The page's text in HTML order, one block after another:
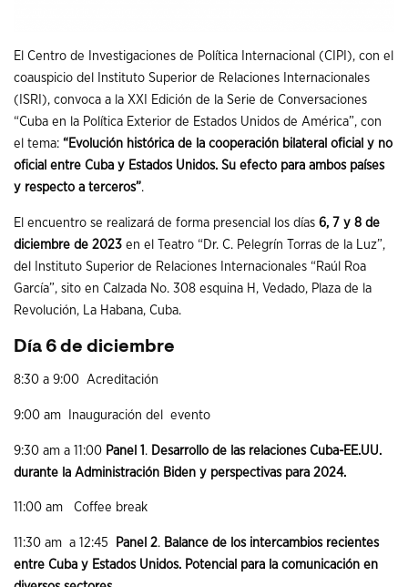
El Centro de Investigaciones de Política Internacional (CIPI), con el
coauspicio del Instituto Superior de Relaciones Internacionales
(ISRI), convoca a la XXI Edición de la Serie de Conversaciones
“Cuba en la Política Exterior de Estados Unidos de América”, con
el tema: “Evolución histórica de la cooperación bilateral oficial y no
oficial entre Cuba y Estados Unidos. Su efecto para ambos países
y respecto a terceros”.
El encuentro se realizará de forma presencial los días 6, 7 y 8 de
diciembre de 2023 en el Teatro “Dr. C. Pelegrín Torras de la Luz”,
del Instituto Superior de Relaciones Internacionales “Raúl Roa
García”, sito en Calzada No. 308 esquina H, Vedado, Plaza de la
Revolución, La Habana, Cuba.
Día 6 de diciembre
8:30 a 9:00 Acreditación
9:00 am Inauguración del evento
9:30 am a 11:00 Panel 1 . Desarrollo de las relaciones Cuba-EE.UU.
durante la Administración Biden y perspectivas para 2024.
11:00 am Coffee break
11:30 am a 12:45 Panel 2. Balance de los intercambios recientes
entre Cuba y Estados Unidos. Potencial para la comunicación en